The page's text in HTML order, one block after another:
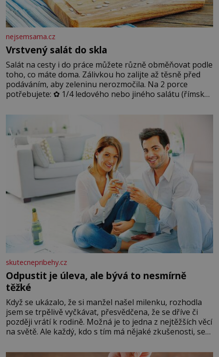
nejsemsama.cz
Vrstvený salát do skla
Salát na cesty i do práce můžete různě obměňovat podle
toho, co máte doma. Zálivkou ho zalijte až těsně před
podáváním, aby zeleninu nerozmočila. Na 2 porce
potřebujete: ✿ 1/4 ledového nebo jiného salátu (římský
okurky ✿ 2 rajčata Zálivka: ✿ 4 lžíce olivového oleje ✿ 1
lžíci citronové šťávy ✿ ½ stroužku
skutecnepribehy.cz
Odpustit je úleva, ale bývá to nesmírně
těžké
Když se ukázalo, že si manžel našel milenku, rozhodla
jsem se trpělivě vyčkávat, přesvědčena, že se dříve či
později vrátí k rodině. Možná je to jedna z nejtěžších věcí
na světě. Ale každý, kdo s tím má nějaké zkušenosti, se
Když se ke mně doneslo, že si manžel pořídil milenku,